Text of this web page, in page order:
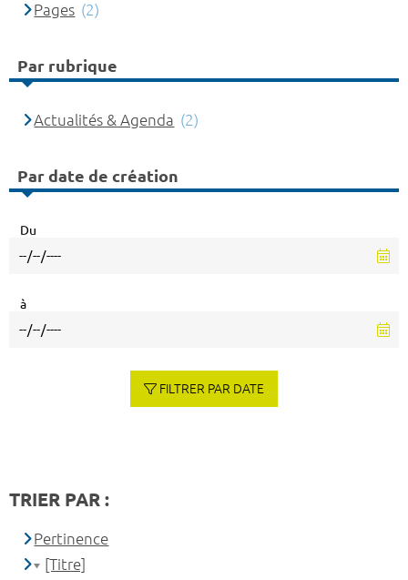
Pages (2)
Par rubrique
Actualités & Agenda (2)
Par date de création
Du
à
FILTRER PAR DATE
TRIER PAR :
Pertinence
[Titre]